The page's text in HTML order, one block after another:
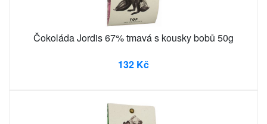
Čokoláda Jordis 67% tmavá s kousky bobů 50g
132 Kč